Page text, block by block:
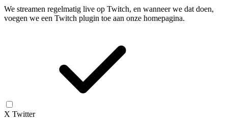
We streamen regelmatig live op Twitch, en wanneer we dat doen,
voegen we een Twitch plugin toe aan onze homepagina.
X Twitter